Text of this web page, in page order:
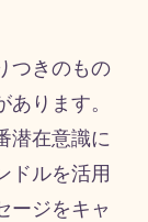
つきのもの
ります。
潜在意識に
ドルを活用
ージをキャ